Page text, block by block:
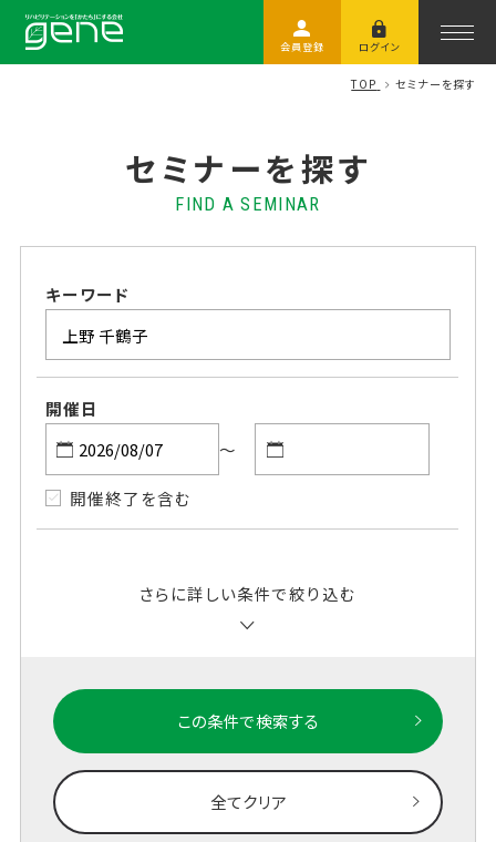
会員登録 ログイン
TOP セミナーを探す
セミナーを探す
FIND A SEMINAR
キーワード
開催日
～
開催終了を含む
さらに詳しい条件で絞り込む
この条件で検索する
全てクリア